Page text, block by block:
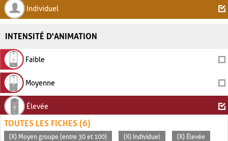
Individuel
INTENSITÉ D'ANIMATION
Faible
Moyenne
Élevée
TOUTES LES FICHES (6)
(X) Moyen groupe (entre 30 et 100) (X) Individuel (X) Élevée